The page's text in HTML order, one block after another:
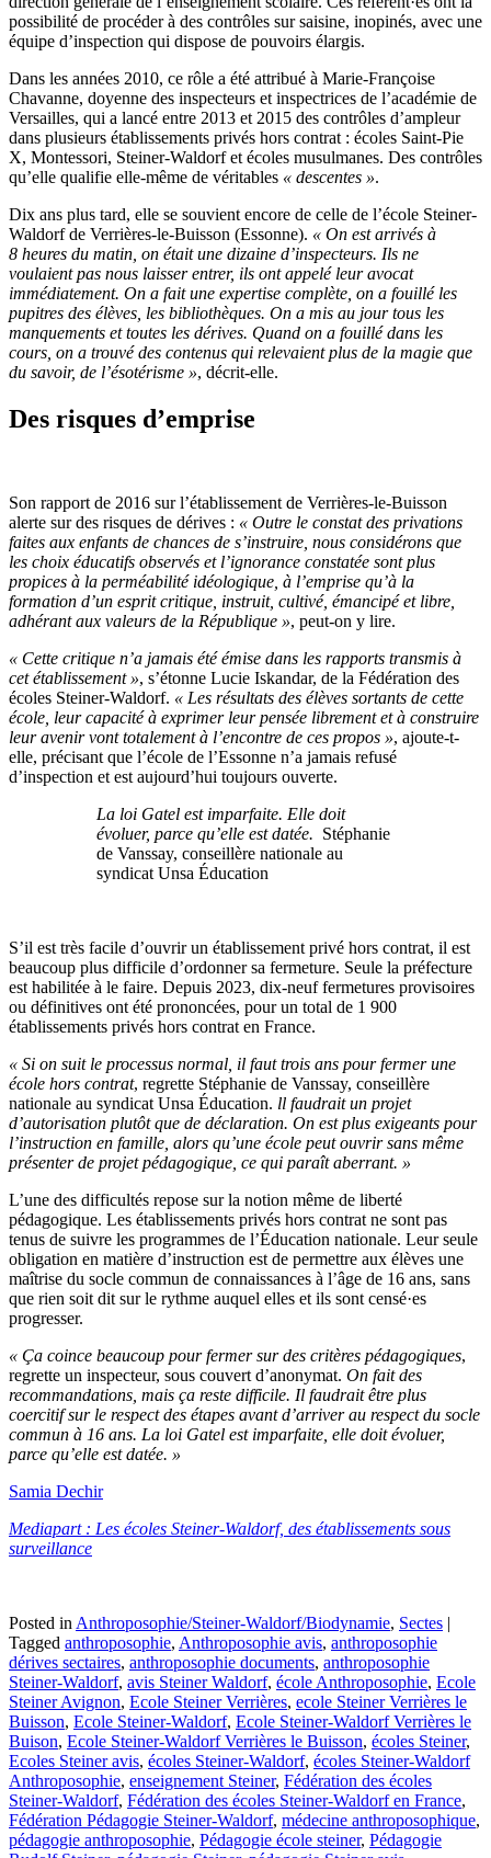
possibilité de procéder à des contrôles sur saisine, inopinés, avec une
équipe d’inspection qui dispose de pouvoirs élargis.
Dans les années 2010, ce rôle a été attribué à Marie-Françoise
Chavanne, doyenne des inspecteurs et inspectrices de l’académie de
Versailles, qui a lancé entre 2013 et 2015 des contrôles d’ampleur
dans plusieurs établissements privés hors contrat : écoles Saint-Pie
X, Montessori, Steiner-Waldorf et écoles musulmanes. Des contrôles
qu’elle qualifie elle-même de véritables « descentes ».
Dix ans plus tard, elle se souvient encore de celle de l’école Steiner-
Waldorf de Verrières-le-Buisson (Essonne). « On est arrivés à
8 heures du matin, on était une dizaine d’inspecteurs. Ils ne
voulaient pas nous laisser entrer, ils ont appelé leur avocat
immédiatement. On a fait une expertise complète, on a fouillé les
pupitres des élèves, les bibliothèques. On a mis au jour tous les
manquements et toutes les dérives. Quand on a fouillé dans les
cours, on a trouvé des contenus qui relevaient plus de la magie que
du savoir, de l’ésotérisme », décrit-elle.
Des risques d’emprise
Son rapport de 2016 sur l’établissement de Verrières-le-Buisson
alerte sur des risques de dérives : « Outre le constat des privations
faites aux enfants de chances de s’instruire, nous considérons que
les choix éducatifs observés et l’ignorance constatée sont plus
propices à la perméabilité idéologique, à l’emprise qu’à la
formation d’un esprit critique, instruit, cultivé, émancipé et libre,
adhérant aux valeurs de la République », peut-on y lire.
« Cette critique n’a jamais été émise dans les rapports transmis à
cet établissement », s’étonne Lucie Iskandar, de la Fédération des
écoles Steiner-Waldorf. « Les résultats des élèves sortants de cette
école, leur capacité à exprimer leur pensée librement et à construire
leur avenir vont totalement à l’encontre de ces propos », ajoute-t-
elle, précisant que l’école de l’Essonne n’a jamais refusé
d’inspection et est aujourd’hui toujours ouverte.
La loi Gatel est imparfaite. Elle doit
évoluer, parce qu’elle est datée. Stéphanie
de Vanssay, conseillère nationale au
syndicat Unsa Éducation
S’il est très facile d’ouvrir un établissement privé hors contrat, il est
beaucoup plus difficile d’ordonner sa fermeture. Seule la préfecture
est habilitée à le faire. Depuis 2023, dix-neuf fermetures provisoires
ou définitives ont été prononcées, pour un total de 1 900
établissements privés hors contrat en France.
« Si on suit le processus normal, il faut trois ans pour fermer une
école hors contrat, regrette Stéphanie de Vanssay, conseillère
nationale au syndicat Unsa Éducation. ll faudrait un projet
d’autorisation plutôt que de déclaration. On est plus exigeants pour
l’instruction en famille, alors qu’une école peut ouvrir sans même
présenter de projet pédagogique, ce qui paraît aberrant. »
L’une des difficultés repose sur la notion même de liberté
pédagogique. Les établissements privés hors contrat ne sont pas
tenus de suivre les programmes de l’Éducation nationale. Leur seule
obligation en matière d’instruction est de permettre aux élèves une
maîtrise du socle commun de connaissances à l’âge de 16 ans, sans
que rien soit dit sur le rythme auquel elles et ils sont censé·es
progresser.
« Ça coince beaucoup pour fermer sur des critères pédagogiques,
regrette un inspecteur, sous couvert d’anonymat. On fait des
recommandations, mais ça reste difficile. Il faudrait être plus
coercitif sur le respect des étapes avant d’arriver au respect du socle
commun à 16 ans. La loi Gatel est imparfaite, elle doit évoluer,
parce qu’elle est datée. »
Samia Dechir
Mediapart : Les écoles Steiner-Waldorf, des établissements sous
surveillance
Posted in Anthroposophie/Steiner-Waldorf/Biodynamie, Sectes |
Tagged anthroposophie, Anthroposophie avis, anthroposophie
dérives sectaires, anthroposophie documents, anthroposophie
Steiner-Waldorf, avis Steiner Waldorf, école Anthroposophie, Ecole
Steiner Avignon, Ecole Steiner Verrières, ecole Steiner Verrières le
Buisson, Ecole Steiner-Waldorf, Ecole Steiner-Waldorf Verrières le
Buison, Ecole Steiner-Waldorf Verrières le Buisson, écoles Steiner,
Ecoles Steiner avis, écoles Steiner-Waldorf, écoles Steiner-Waldorf
Anthroposophie, enseignement Steiner, Fédération des écoles
Steiner-Waldorf, Fédération des écoles Steiner-Waldorf en France,
Fédération Pédagogie Steiner-Waldorf, médecine anthroposophique,
pédagogie anthroposophie, Pédagogie école steiner, Pédagogie